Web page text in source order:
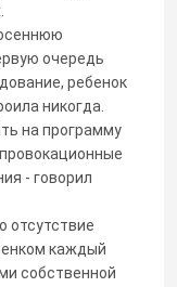
очередь
ребенок
никогда.
на программу
- говорил
отсутствие
каждый
собственной